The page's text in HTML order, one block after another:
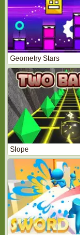
Geometry Stars
Slope